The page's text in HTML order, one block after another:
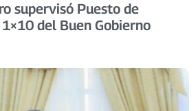
supervisó Puesto de
del Buen Gobierno